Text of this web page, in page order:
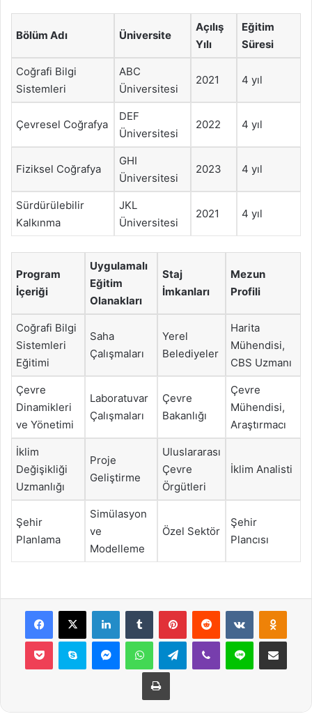
Bölüm Adı Üniversite
Açılış
Yılı
Eğitim
Süresi
Coğrafi Bilgi
Sistemleri
ABC
Üniversitesi
2021 4 yıl
Çevresel Coğrafya
DEF
Üniversitesi
2022 4 yıl
Fiziksel Coğrafya
GHI
Üniversitesi
2023 4 yıl
Sürdürülebilir
Kalkınma
JKL
Üniversitesi
2021 4 yıl
Program
İçeriği
Uygulamalı
Eğitim
Olanakları
Staj
İmkanları
Mezun
Profili
Coğrafi Bilgi
Sistemleri
Eğitimi
Saha
Çalışmaları
Yerel
Belediyeler
Harita
Mühendisi,
CBS Uzmanı
Çevre
Dinamikleri
ve Yönetimi
Laboratuvar
Çalışmaları
Çevre
Bakanlığı
Çevre
Mühendisi,
Araştırmacı
İklim
Değişikliği
Uzmanlığı
Proje
Geliştirme
Uluslararası
Çevre
Örgütleri
İklim Analisti
Şehir
Planlama
Simülasyon
ve
Modelleme
Özel Sektör
Şehir
Plancısı
Facebook
X LinkedInTumblr PinterestReddit VKontakte
Pocket Skype MessengerWhatsAppTelegramViber Line E-Posta ile
Yazdır